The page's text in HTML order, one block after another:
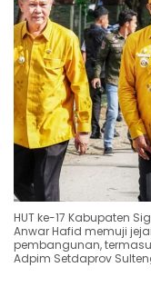
HUT ke-17 Kabupaten
Anwar Hafid memuji
pembangunan,
Adpim Setdaprov